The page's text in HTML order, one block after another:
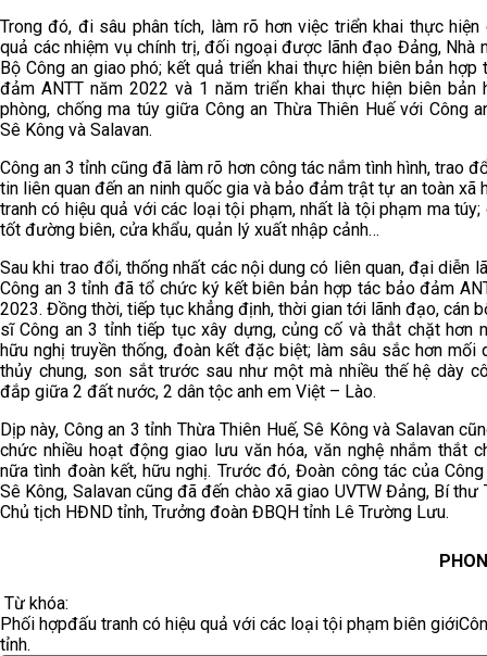
Trong đó, đi sâu phân tích, làm rõ hơn việc triển khai thực hiện
quả các nhiệm vụ chính trị, đối ngoại được lãnh đạo Đảng, Nhà
Bộ Công an giao phó; kết quả triển khai thực hiện biên bản hợp
đảm ANTT năm 2022 và 1 năm triển khai thực hiện biên bản
phòng, chống ma túy giữa Công an Thừa Thiên Huế với Công
Sê Kông và Salavan.
Công an 3 tỉnh cũng đã làm rõ hơn công tác nắm tình hình, trao
tin liên quan đến an ninh quốc gia và bảo đảm trật tự an toàn xã
tranh có hiệu quả với các loại tội phạm, nhất là tội phạm ma túy;
tốt đường biên, cửa khẩu, quản lý xuất nhập cảnh…
Sau khi trao đổi, thống nhất các nội dung có liên quan, đại diễn
Công an 3 tỉnh đã tổ chức ký kết biên bản hợp tác bảo đảm
2023. Đồng thời, tiếp tục khẳng định, thời gian tới lãnh đạo, cán
sĩ Công an 3 tỉnh tiếp tục xây dựng, củng cố và thắt chặt hơn
hữu nghị truyền thống, đoàn kết đặc biệt; làm sâu sắc hơn mối
thủy chung, son sắt trước sau như một mà nhiều thế hệ dày
đắp giữa 2 đất nước, 2 dân tộc anh em Việt – Lào.
Dịp này, Công an 3 tỉnh Thừa Thiên Huế, Sê Kông và Salavan
chức nhiều hoạt động giao lưu văn hóa, văn nghệ nhắm thắt
nữa tình đoàn kết, hữu nghị. Trước đó, Đoàn công tác của
Sê Kông, Salavan cũng đã đến chào xã giao UVTW Đảng, Bí thư
Chủ tịch HĐND tỉnh, Trưởng đoàn ĐBQH tỉnh Lê Trường Lưu.
Từ khóa:
Phối hợpđấu tranh có hiệu quả với các loại tội phạm biên giới
tỉnh.